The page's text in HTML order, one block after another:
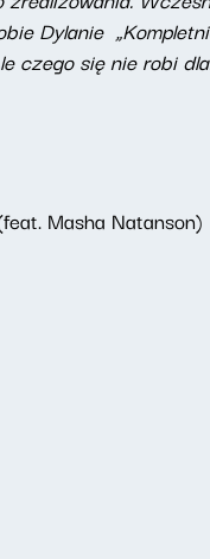
Dylanie
czego się nie robi
Masha Natanson)